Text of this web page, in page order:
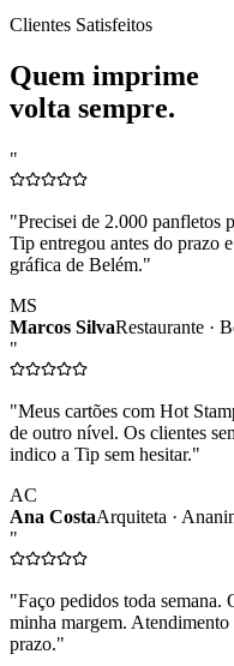
Clientes Satisfeitos
Quem imprime
volta sempre.
"
"Precisei de 2.000 panfletos
Tip entregou antes do prazo
gráfica de Belém."
MS
Marcos SilvaRestaurante ·
"
"Meus cartões com Hot
de outro nível. Os clientes
indico a Tip sem hesitar."
AC
Ana CostaArquiteta ·
"
"Faço pedidos toda semana.
minha margem.
prazo."